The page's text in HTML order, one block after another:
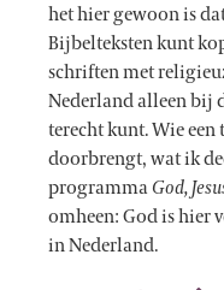
het hier gewoon is
Bijbelteksten kunt
schriften met
Nederland alleen bij
terecht kunt. Wie
doorbrengt, wat ik
programma God,
omheen: God is hier
in Nederland.